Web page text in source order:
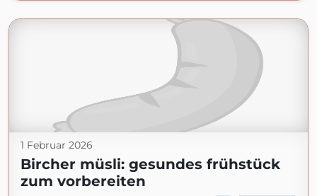
1 Februar 2026
Bircher müsli: gesundes frühstück
zum vorbereiten